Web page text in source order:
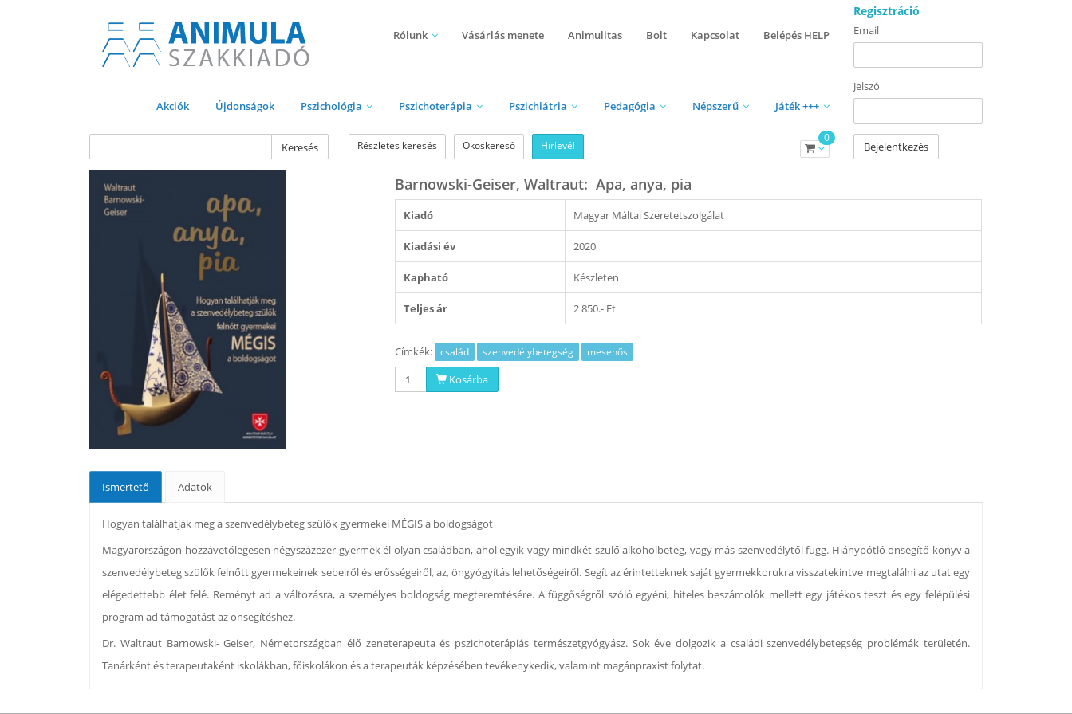
Rólunk Vásárlás menete Animulitas Bolt Kapcsolat Belépés HELP
Akciók Újdonságok Pszichológia Pszichoterápia Pszichiátria Pedagógia Népszerű Játék +++
Keresés Részletes keresés Okoskereső Hírlevél
0
Regisztráció
Email
Jelszó
Bejelentkezés
Barnowski-Geiser, Waltraut: ​Apa, anya, pia
Kiadó Magyar Máltai Szeretetszolgálat
Kiadási év 2020
Kapható Készleten
Teljes ár 2 850.- Ft
Címkék: család szenvedélybetegség mesehős
Kosárba
Ismertető Adatok
Hogyan találhatják meg a szenvedélybeteg szülők gyermekei MÉGIS a boldogságot
Magyarországon hozzávetőlegesen négyszázezer gyermek él olyan családban, ahol egyik vagy mindkét szülő alkoholbeteg, vagy más szenvedélytől függ. Hiánypótló önsegítő könyv a
szenvedélybeteg szülők felnőtt gyermekeinek sebeiről és erősségeiről, az, öngyógyítás lehetőségeiről. Segít az érintetteknek saját gyermekkorukra visszatekintve megtalálni az utat egy
elégedettebb élet felé. Reményt ad a változásra, a személyes boldogság megteremtésére. A függőségről szóló egyéni, hiteles beszámolók mellett egy játékos teszt és egy felépülési
program ad támogatást az önsegítéshez.
Dr. Waltraut Barnowski- Geiser, Németországban élő zeneterapeuta és pszichoterápiás természetgyógyász. Sok éve dolgozik a családi szenvedélybetegség problémák területén.
Tanárként és terapeutaként iskolákban, főiskolákon és a terapeuták képzésében tevékenykedik, valamint magánpraxist folytat.